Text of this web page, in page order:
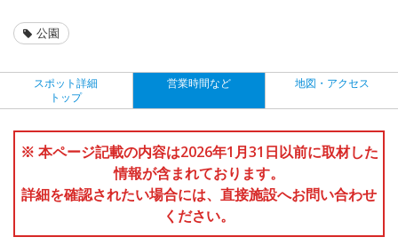
公園
スポット詳細
トップ
営業時間など 地図・アクセス
※ 本ページ記載の内容は2026年1月31日以前に取材した
情報が含まれております。
詳細を確認されたい場合には、直接施設へお問い合わせ
ください。